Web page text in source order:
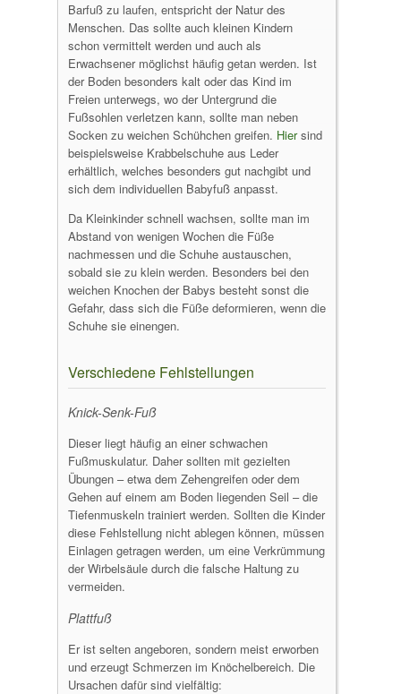
Barfuß zu laufen, entspricht der Natur des
Menschen. Das sollte auch kleinen Kindern
schon vermittelt werden und auch als
Erwachsener möglichst häufig getan werden. Ist
der Boden besonders kalt oder das Kind im
Freien unterwegs, wo der Untergrund die
Fußsohlen verletzen kann, sollte man neben
Socken zu weichen Schühchen greifen. Hiersind
beispielsweise Krabbelschuhe aus Leder
erhältlich, welches besonders gut nachgibt und
sich dem individuellen Babyfuß anpasst.
Da Kleinkinder schnell wachsen, sollte man im
Abstand von wenigen Wochen die Füße
nachmessen und die Schuhe austauschen,
sobald sie zu klein werden. Besonders bei den
weichen Knochen der Babys besteht sonst die
Gefahr, dass sich die Füße deformieren, wenn die
Schuhe sie einengen.
Verschiedene Fehlstellungen
Knick-Senk-Fuß
Dieser liegt häufig an einer schwachen
Fußmuskulatur. Daher sollten mit gezielten
Übungen – etwa dem Zehengreifen oder dem
Gehen auf einem am Boden liegenden Seil – die
Tiefenmuskeln trainiert werden. Sollten die Kinder
diese Fehlstellung nicht ablegen können, müssen
Einlagen getragen werden, um eine Verkrümmung
der Wirbelsäule durch die falsche Haltung zu
vermeiden.
Plattfuß
Er ist selten angeboren, sondern meist erworben
und erzeugt Schmerzen im Knöchelbereich. Die
Ursachen dafür sind vielfältig: